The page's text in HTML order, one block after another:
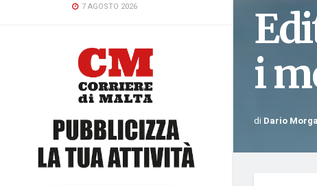
7 AGOSTO 2026
i
di Dario